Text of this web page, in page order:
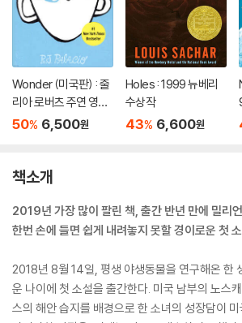
Wonder (미국판) : 줄
리아 로버츠 주연 영화
'원더' 원작 소설
50% 6,500원
Holes : 1999 뉴베리
수상작
43% 6,600원
책소개
2019년 가장 많이 팔린 책, 출간 반년 만에 밀리
한번 손에 들면 쉽게 내려놓지 못할 경이로운 첫
2018년 8월 14일, 평생 야생동물을 연구해온 한
운 나이에 첫 소설을 출간한다. 미국 남부의 노스
스의 해안 습지를 배경으로 한 소녀의 성장담이